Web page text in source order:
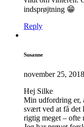
indsprøjtning 😁
Reply
Susanne
november 25, 2018
Hej Silke
Min udfordring er,
svært ved at få det
rigtig meget – ofte